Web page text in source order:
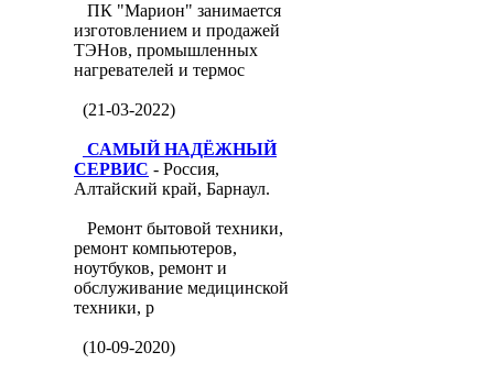
ПК "Марион" занимается
изготовлением и продажей
ТЭНов, промышленных
нагревателей и термос
(21-03-2022)
САМЫЙ НАДЁЖНЫЙ
СЕРВИС - Россия,
Алтайский край, Барнаул.
Ремонт бытовой техники,
ремонт компьютеров,
ноутбуков, ремонт и
обслуживание медицинской
техники, р
(10-09-2020)